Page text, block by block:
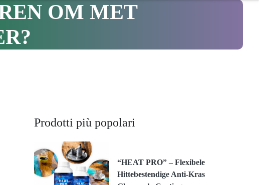
OM MET
Prodotti più popolari
“HEAT PRO” – Flexibele
Hittebestendige Anti-Kras